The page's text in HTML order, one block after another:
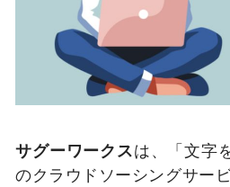
サグーワークスは、「文字
のクラウドソーシングサービ